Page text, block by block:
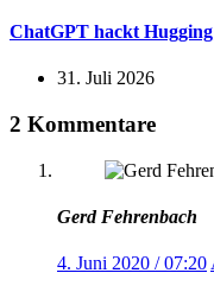
ChatGPT hackt
31. Juli 2026
2 Kommentare
Gerd Fehrenbach
4. Juni 2020 / 07:20